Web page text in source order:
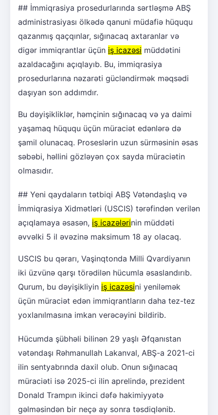
## İmmiqrasiya prosedurlarında sərtləşmə ABŞ
administrasiyası ölkədə qanuni müdafiə hüququ
qazanmış qaçqınlar, sığınacaq axtaranlar və
digər immiqrantlar üçün iş icazəsi müddətini
azaldacağını açıqlayıb. Bu, immiqrasiya
prosedurlarına nəzarəti gücləndirmək məqsədi
daşıyan son addımdır.
Bu dəyişikliklər, həmçinin sığınacaq və ya daimi
yaşamaq hüququ üçün müraciət edənlərə də
şamil olunacaq. Proseslərin uzun sürməsinin əsas
səbəbi, həllini gözləyən çox sayda müraciətin
olmasıdır.
## Yeni qaydaların tətbiqi ABŞ Vətəndaşlıq və
İmmiqrasiya Xidmətləri (USCIS) tərəfindən verilən
açıqlamaya əsasən, iş icazələrinin müddəti
əvvəlki 5 il əvəzinə maksimum 18 ay olacaq.
USCIS bu qərarı, Vaşinqtonda Milli Qvardiyanın
iki üzvünə qarşı törədilən hücumla əsaslandırıb.
Qurum, bu dəyişikliyin iş icazəsini yeniləmək
üçün müraciət edən immiqrantların daha tez-tez
yoxlanılmasına imkan verəcəyini bildirib.
Hücumda şübhəli bilinən 29 yaşlı Əfqanıstan
vətəndaşı Rəhmanullah Lakanval, ABŞ-a 2021-ci
ilin sentyabrında daxil olub. Onun sığınacaq
müraciəti isə 2025-ci ilin aprelində, prezident
Donald Trampın ikinci dəfə hakimiyyətə
gəlməsindən bir neçə ay sonra təsdiqlənib.